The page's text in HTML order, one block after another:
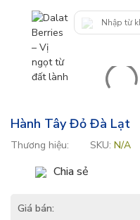
Hành Tây Đỏ Đà Lạt
Thương hiệu: SKU: N/A
Chia sẻ
Giá bán: